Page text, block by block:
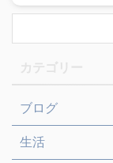
ブログ
生活